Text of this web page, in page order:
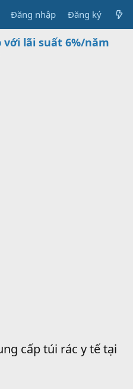
Đăng nhập Đăng ký
lãi suất 6%/năm
cấp túi rác y tế tại